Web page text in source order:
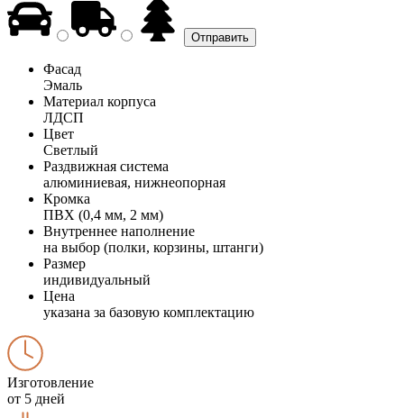
Фасад
Эмаль
Материал корпуса
ЛДСП
Цвет
Светлый
Раздвижная система
алюминиевая, нижнеопорная
Кромка
ПВХ (0,4 мм, 2 мм)
Внутреннее наполнение
на выбор (полки, корзины, штанги)
Размер
индивидуальный
Цена
указана за базовую комплектацию
Изготовление
от 5 дней